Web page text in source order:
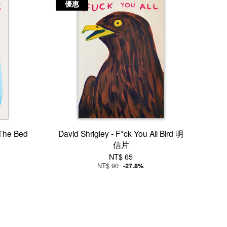
Bed
優惠
David Shrigley - F*ck You All Bird 明
信片
NT$ 65
NT$ 90 -27.8%